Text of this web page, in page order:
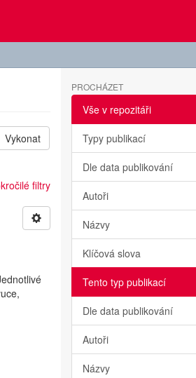
Vykonat
filtry
PROCHÁZET
Vše v repozitáři
Typy publikací
Dle data publikování
Autoři
Názvy
Klíčová slova
Tento typ publikací
Dle data publikování
Autoři
Názvy